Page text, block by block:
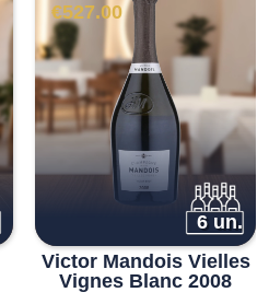
€527.00
6 un.
Victor Mandois Vielles
Vignes Blanc 2008